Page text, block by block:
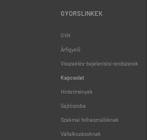
GYORSLINKEK
GVH
Árfigyelő
Visszaélés-bejelentési rendszerek
Kapcsolat
Hirdetmények
Sajtószoba
Szakmai felhasználóknak
Vállalkozásoknak